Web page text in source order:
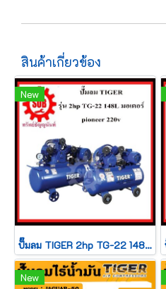
สินค้าเกี่ยวข้อง
New
ปั๊มลม TIGER 2hp TG-22 148L + มอเตอร์ pioneer 220v
New